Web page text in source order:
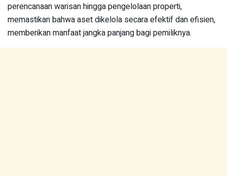
perencanaan warisan hingga pengelolaan properti,
memastikan bahwa aset dikelola secara efektif dan efisien,
memberikan manfaat jangka panjang bagi pemiliknya.